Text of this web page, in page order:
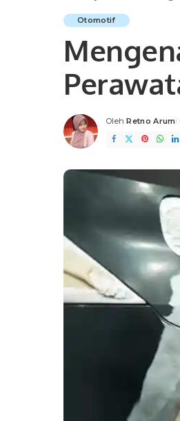
Otomotif
Posted
by
Oleh Retno Arum